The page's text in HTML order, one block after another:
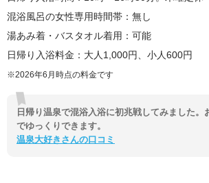
混浴風呂の女性専用時間帯：無し
湯あみ着・バスタオル着用：可能
日帰り入浴料金：大人1,000円、小人600円
※2026年6月時点の料金です
日帰り温泉で混浴入浴に初兆戦してみました。
でゆっくりできます。
温泉大好きさんの口コミ